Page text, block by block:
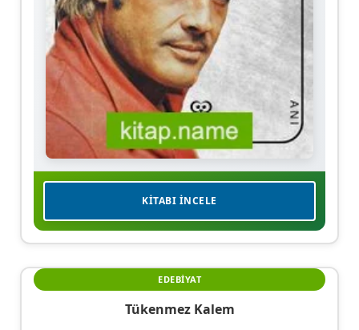
KITABI İNCELE
EDEBIYAT
Tükenmez Kalem